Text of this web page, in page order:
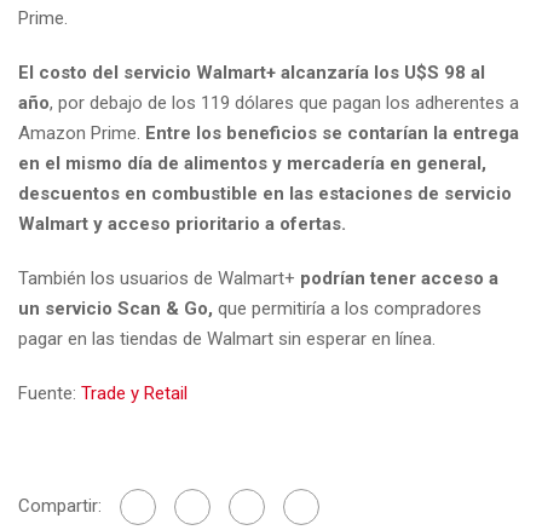
Prime.
El costo del servicio Walmart+ alcanzaría los U$S 98 al
año, por debajo de los 119 dólares que pagan los adherentes a
Amazon Prime. Entre los beneficios se contarían la entrega
en el mismo día de alimentos y mercadería en general,
descuentos en combustible en las estaciones de servicio
Walmart y acceso prioritario a ofertas.
También los usuarios de Walmart+ podrían tener acceso a
un servicio Scan & Go, que permitiría a los compradores
pagar en las tiendas de Walmart sin esperar en línea.
Fuente: Trade y Retail
Compartir: